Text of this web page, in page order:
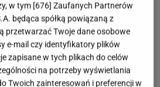
w tym [676] Zaufanych Partnerów
będąca spółką powiązaną z
przetwarzać Twoje dane osobowe
e-mail czy identyfikatory plików
zapisane w tych plikach do celów
na potrzeby wyświetlania
Twoich zainteresowań i preferencji w